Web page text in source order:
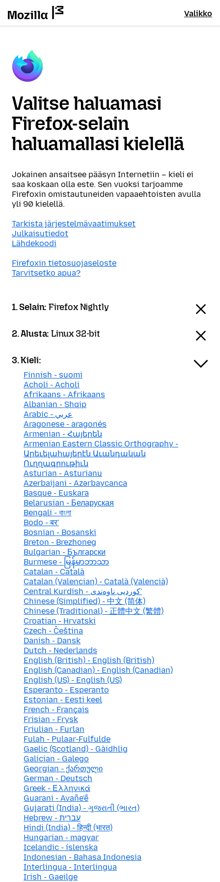
Valikko
Valitse haluamasi
Firefox-selain
haluamallasi kielellä
Jokainen ansaitsee pääsyn Internetiin – kieli ei
saa koskaan olla este. Sen vuoksi tarjoamme
Firefoxin omistautuneiden vapaaehtoisten avulla
yli 90 kielellä.
Tarkista järjestelmävaatimukset
Julkaisutiedot
Lähdekoodi
Firefoxin tietosuojaseloste
Tarvitsetko apua?
1. Selain:Firefox Nightly
2. Alusta:Linux 32-bit
3. Kieli:
Finnish - suomi
Acholi - Acholi
Afrikaans - Afrikaans
Albanian - Shqip
Arabic - عربي
Aragonese - aragonés
Armenian - Հայերեն
Armenian Eastern Classic Orthography -
Արեւելահայերէն Աւանդական
Ուղղագրութիւն
Asturian - Asturianu
Azerbaijani - Azərbaycanca
Basque - Euskara
Belarusian - Беларуская
Bengali - বাংলা
Bodo - बर'
Bosnian - Bosanski
Breton - Brezhoneg
Bulgarian - Български
Burmese - မြန်မာဘာသာ
Catalan - Català
Catalan (Valencian) - Català (Valencià)
Central Kurdish - کوردیی ناوەندی་
Chinese (Simplified) - 中文 (简体)
Chinese (Traditional) - 正體中文 (繁體)
Croatian - Hrvatski
Czech - Čeština
Danish - Dansk
Dutch - Nederlands
English (British) - English (British)
English (Canadian) - English (Canadian)
English (US) - English (US)
Esperanto - Esperanto
Estonian - Eesti keel
French - Français
Frisian - Frysk
Friulian - Furlan
Fulah - Pulaar-Fulfulde
Gaelic (Scotland) - Gàidhlig
Galician - Galego
Georgian - ქართული
German - Deutsch
Greek - Ελληνικά
Guarani - Avañe'ẽ
Gujarati (India) - ગુજરાતી (ભારત)
Hebrew - עברית
Hindi (India) - हिन्दी (भारत)
Hungarian - magyar
Icelandic - íslenska
Indonesian - Bahasa Indonesia
Interlingua - Interlingua
Irish - Gaeilge